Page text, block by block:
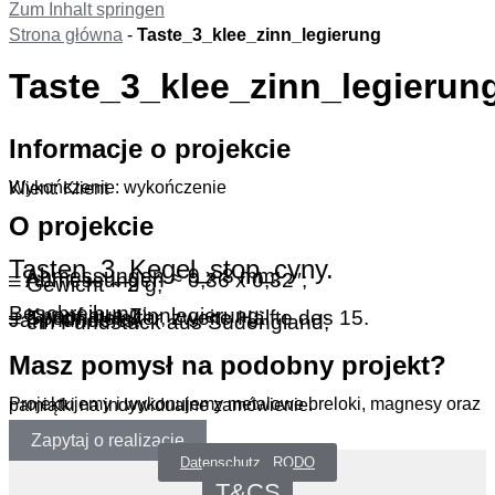
Zum Inhalt springen
Strona główna - Taste_3_klee_zinn_legierung
Informacje o projekcie
Wykończenie: wykończenie
Klient: Klient
O projekcie
Tasten_3_Kegel_stop_cyny.
– Abmessungen ~ 9 x 8 mm;
– Abmessungen ~ 0,36 x 0,32″;
– Gewicht ~ 2 g;
Beschreibung:
– Knopf aus Zinnlegierung;
– Spätmittelalter, zweite Hälfte des 15. Jahrhunderts;
– ein Fundstück aus Südengland;
Masz pomysł na podobny projekt?
Projektujemy i wykonujemy metalowe breloki, magnesy oraz pamiątki na indywidualne zamówienie.
Zapytaj o realizację
Datenschutz _RODO